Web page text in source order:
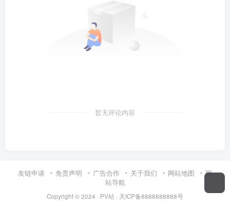
暂无评论内容
友链申请 免责声明 广告合作 关于我们 网站地图
网
站导航
Copyright © 2024 · PV站 · 天ICP备8888888888号